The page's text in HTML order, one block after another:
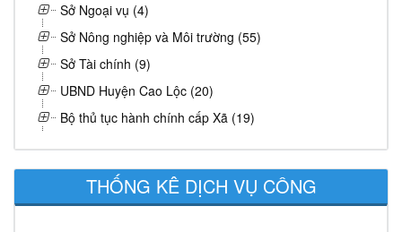
Sở Ngoại vụ (4)
Sở Nông nghiệp và Môi trường (55)
Sở Tài chính (9)
UBND Huyện Cao Lộc (20)
Bộ thủ tục hành chính cấp Xã (19)
THỐNG KÊ DỊCH VỤ CÔNG